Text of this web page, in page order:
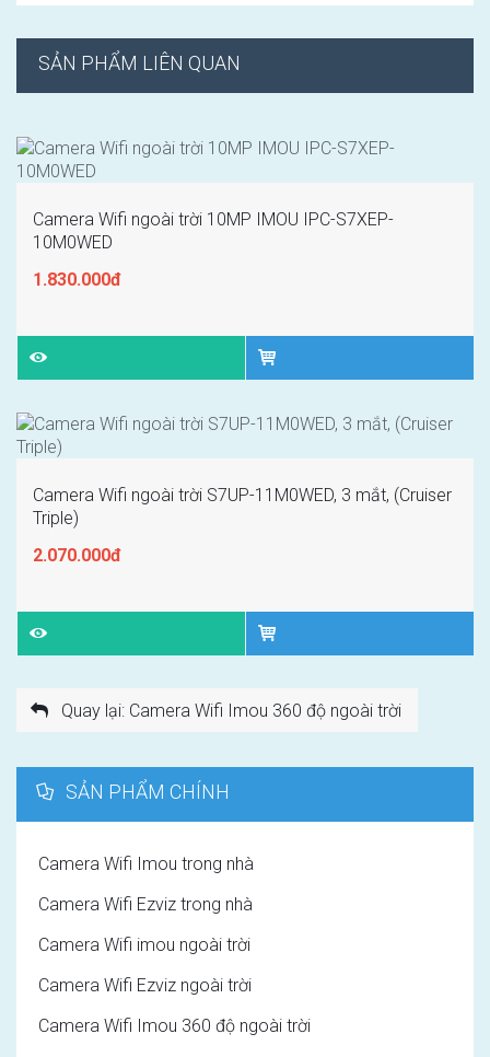
SẢN PHẨM LIÊN QUAN
Camera Wifi ngoài trời 10MP IMOU IPC-S7XEP-
10M0WED
1.830.000đ
Camera Wifi ngoài trời S7UP-11M0WED, 3 mắt, (Cruiser
Triple)
2.070.000đ
Quay lại: Camera Wifi Imou 360 độ ngoài trời
SẢN PHẨM CHÍNH
Camera Wifi Imou trong nhà
Camera Wifi Ezviz trong nhà
Camera Wifi imou ngoài trời
Camera Wifi Ezviz ngoài trời
Camera Wifi Imou 360 độ ngoài trời